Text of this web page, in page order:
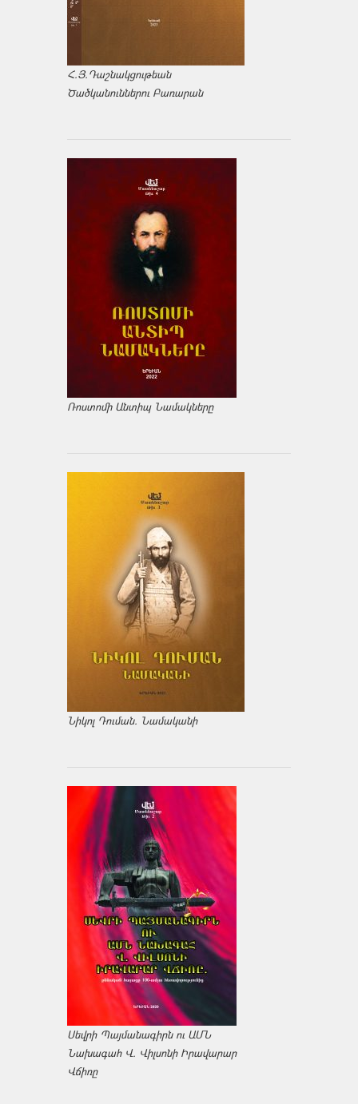
Հ.Յ.Դաշնակցութեան
Ծածկանուններու Բառարան
Ռոստոմի Անտիպ Նամակները
Նիկոլ Դուման. Նամականի
Սեվրի Պայմանագիրն ու ԱՄՆ
Նախագահ Վ. Վիլսոնի Իրավարար
Վճիռը